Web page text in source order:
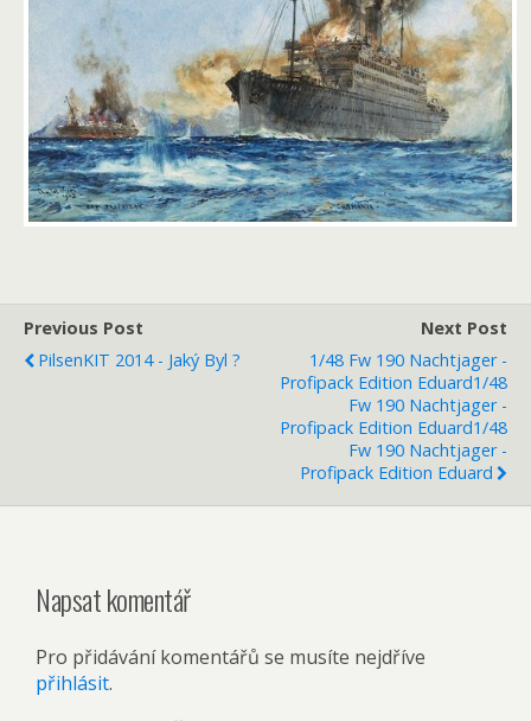
Previous Post
PilsenKIT 2014 - Jaký Byl ?
Next Post
1/48 Fw 190 Nachtjager -
Profipack Edition Eduard1/48
Fw 190 Nachtjager -
Profipack Edition Eduard1/48
Fw 190 Nachtjager -
Profipack Edition Eduard
Napsat komentář
Pro přidávání komentářů se musíte nejdříve
přihlásit.